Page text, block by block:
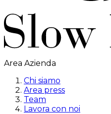
Area Azienda
Chi siamo
Area press
Team
Lavora con noi